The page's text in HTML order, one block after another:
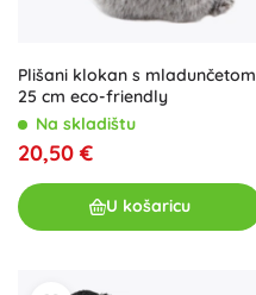
Plišani klokan s mladunčetom
25 cm eco-friendly
Na skladištu
20,50 €
U košaricu